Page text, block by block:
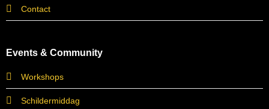
Contact
Events & Community
Workshops
Schildermiddag